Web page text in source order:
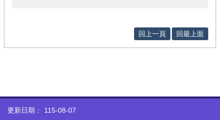
回上一頁 回最上面
更新日期：
115-08-07